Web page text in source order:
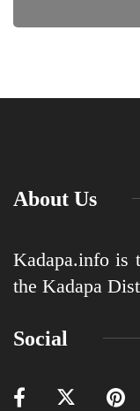
About Us
Kadapa.info is
the Kadapa
Social